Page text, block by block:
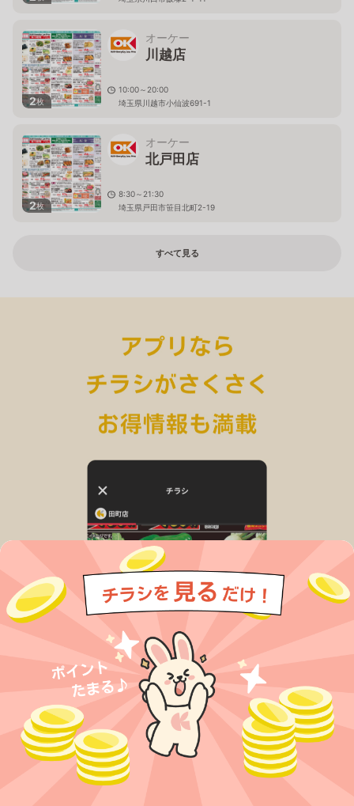
2枚
オーケー
川越店
10:00～20:00
埼玉県川越市小仙波691-1
2枚
オーケー
北戸田店
8:30～21:30
埼玉県戸田市笹目北町2-19
すべて見る